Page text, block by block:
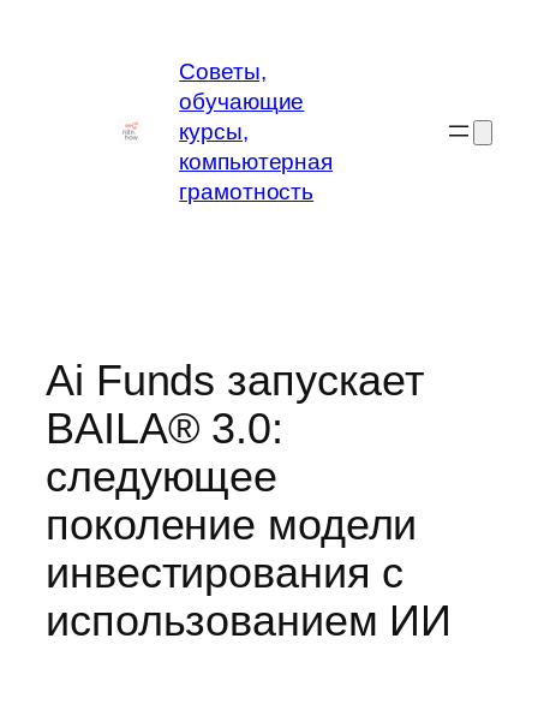
Советы,
обучающие
курсы,
компьютерная
грамотность
Ai Funds запускает
BAILA® 3.0:
следующее
поколение модели
инвестирования с
использованием ИИ